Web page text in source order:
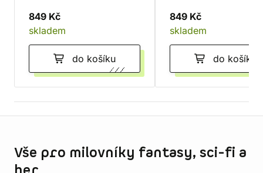
849 Kč
skladem
do košíku
849 Kč
skladem
do košíku
Vše pro milovníky fantasy, sci-fi a